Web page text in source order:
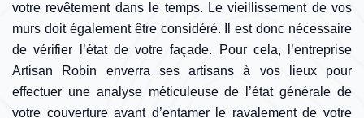
votre revêtement dans le temps. Le vieillissement de vos
murs doit également être considéré. Il est donc nécessaire
de vérifier l’état de votre façade. Pour cela, l’entreprise
Artisan Robin enverra ses artisans à vos lieux pour
effectuer une analyse méticuleuse de l’état générale de
votre couverture avant d’entamer le ravalement de votre